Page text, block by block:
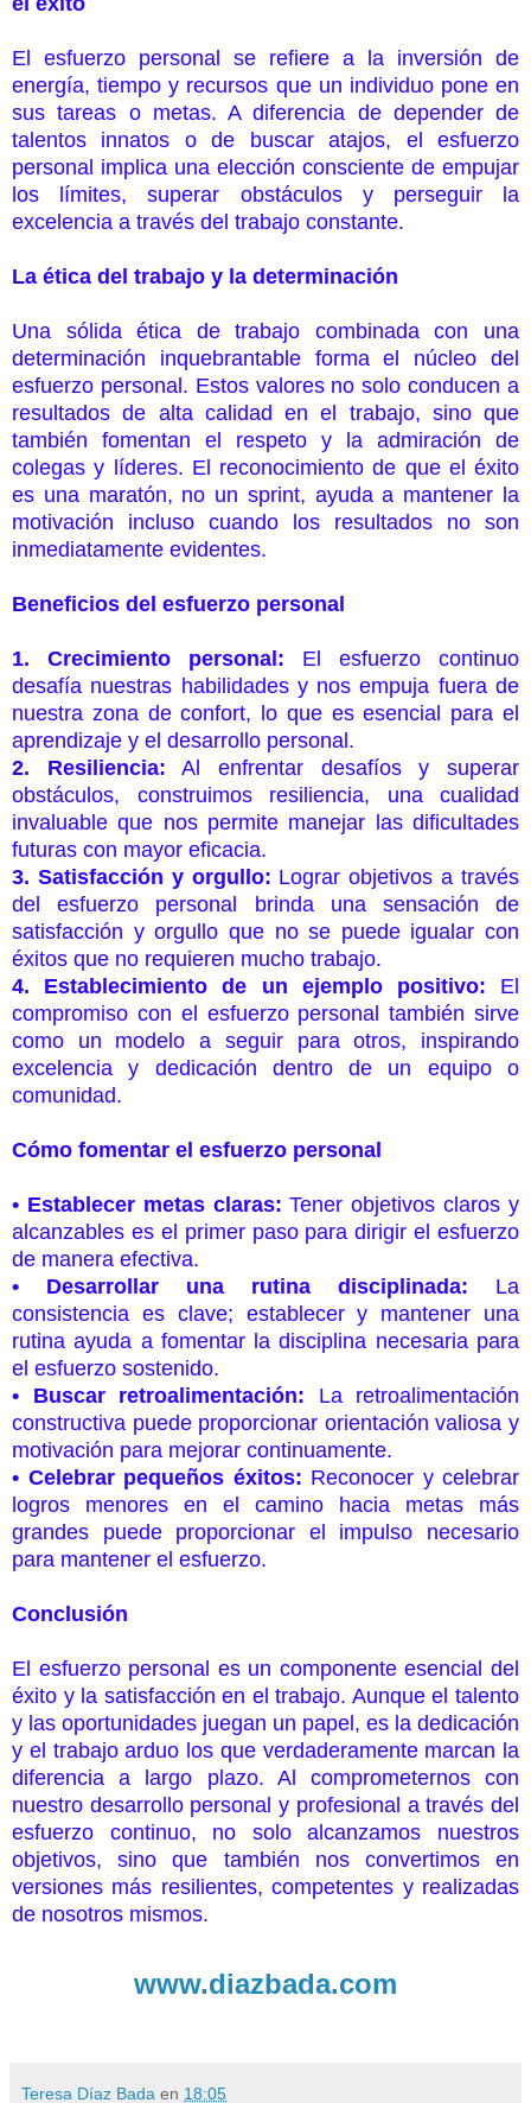
El esfuerzo personal se refiere a la inversión de
energía, tiempo y recursos que un individuo pone en
sus tareas o metas. A diferencia de depender de
talentos innatos o de buscar atajos, el esfuerzo
personal implica una elección consciente de empujar
los límites, superar obstáculos y perseguir la
excelencia a través del trabajo constante.
La ética del trabajo y la determinación
Una sólida ética de trabajo combinada con una
determinación inquebrantable forma el núcleo del
esfuerzo personal. Estos valores no solo conducen a
resultados de alta calidad en el trabajo, sino que
también fomentan el respeto y la admiración de
colegas y líderes. El reconocimiento de que el éxito
es una maratón, no un sprint, ayuda a mantener la
motivación incluso cuando los resultados no son
inmediatamente evidentes.
Beneficios del esfuerzo personal
1. Crecimiento personal: El esfuerzo continuo
desafía nuestras habilidades y nos empuja fuera de
nuestra zona de confort, lo que es esencial para el
aprendizaje y el desarrollo personal.
2. Resiliencia: Al enfrentar desafíos y superar
obstáculos, construimos resiliencia, una cualidad
invaluable que nos permite manejar las dificultades
futuras con mayor eficacia.
3. Satisfacción y orgullo: Lograr objetivos a través
del esfuerzo personal brinda una sensación de
satisfacción y orgullo que no se puede igualar con
éxitos que no requieren mucho trabajo.
4. Establecimiento de un ejemplo positivo: El
compromiso con el esfuerzo personal también sirve
como un modelo a seguir para otros, inspirando
excelencia y dedicación dentro de un equipo o
comunidad.
Cómo fomentar el esfuerzo personal
• Establecer metas claras: Tener objetivos claros y
alcanzables es el primer paso para dirigir el esfuerzo
de manera efectiva.
• Desarrollar una rutina disciplinada: La
consistencia es clave; establecer y mantener una
rutina ayuda a fomentar la disciplina necesaria para
el esfuerzo sostenido.
• Buscar retroalimentación: La retroalimentación
constructiva puede proporcionar orientación valiosa y
motivación para mejorar continuamente.
• Celebrar pequeños éxitos: Reconocer y celebrar
logros menores en el camino hacia metas más
grandes puede proporcionar el impulso necesario
para mantener el esfuerzo.
Conclusión
El esfuerzo personal es un componente esencial del
éxito y la satisfacción en el trabajo. Aunque el talento
y las oportunidades juegan un papel, es la dedicación
y el trabajo arduo los que verdaderamente marcan la
diferencia a largo plazo. Al comprometernos con
nuestro desarrollo personal y profesional a través del
esfuerzo continuo, no solo alcanzamos nuestros
objetivos, sino que también nos convertimos en
versiones más resilientes, competentes y realizadas
de nosotros mismos.
www.diazbada.com
Teresa Díaz Bada en 18:05